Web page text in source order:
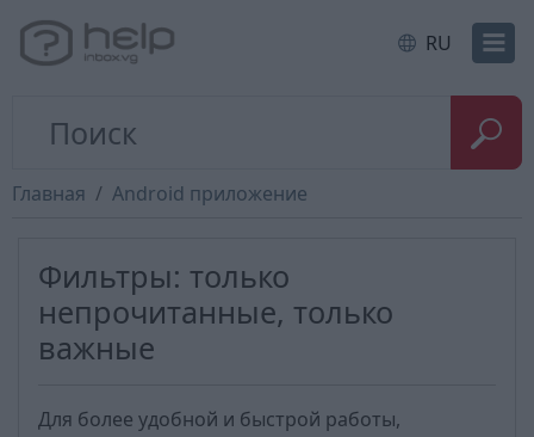
RU
Главная Android приложение
Фильтры: только
непрочитанные, только
важные
Для более удобной и быстрой работы,